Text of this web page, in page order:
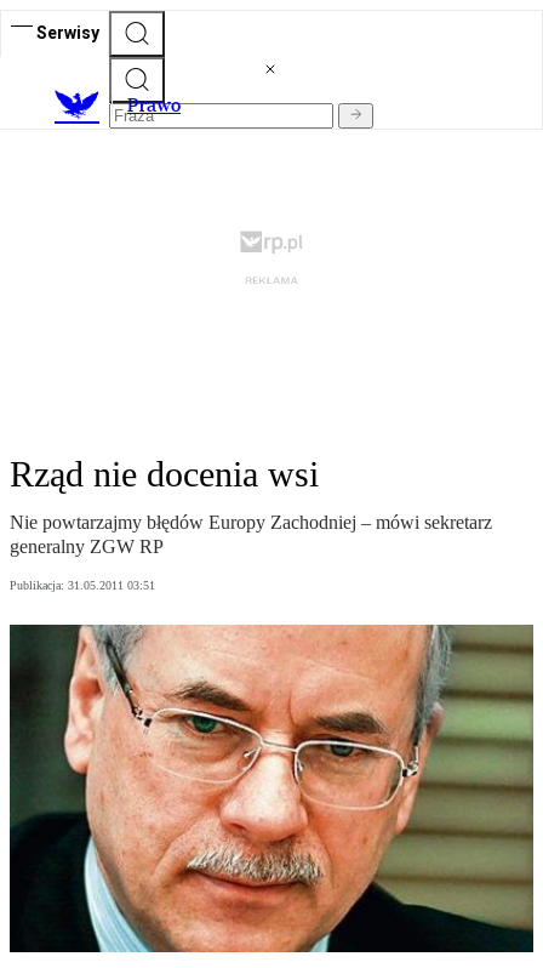
Serwisy
Prawo
Rząd nie docenia wsi
Nie powtarzajmy błędów Europy Zachodniej – mówi sekretarz
generalny ZGW RP
Publikacja: 31.05.2011 03:51